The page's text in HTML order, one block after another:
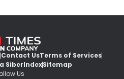
Contact UsTerms of Services
SiberIndexSitemap
Us